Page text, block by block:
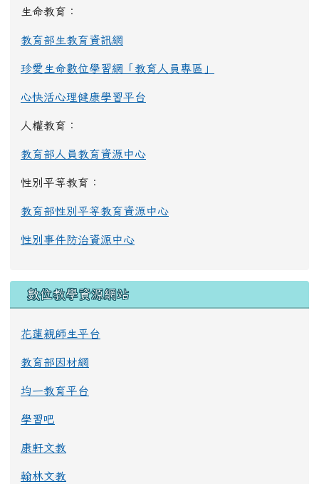
生命教育：
教育部生教育資訊網
珍愛生命數位學習網「教育人員專區」
心快活心理健康學習平台
人權教育：
教育部人員教育資源中心
性別平等教育：
教育部性別平等教育資源中心
性別事件防治資源中心
數位教學資源網站
花蓮親師生平台
教育部因材網
均一教育平台
學習吧
康軒文教
翰林文教